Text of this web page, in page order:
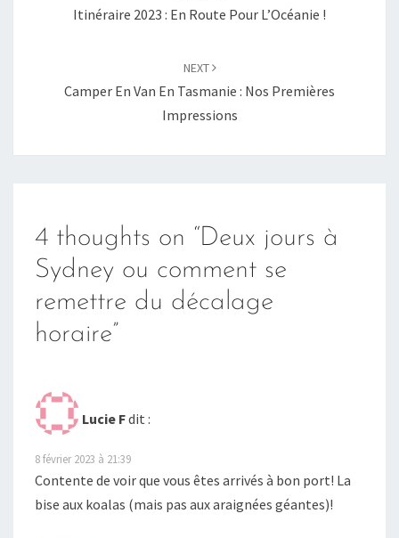
Itinéraire 2023 : En Route Pour L’Océanie !
NEXT
Camper En Van En Tasmanie : Nos Premières
Impressions
4 thoughts on “Deux jours à
Sydney ou comment se
remettre du décalage
horaire”
Lucie Fdit :
8 février 2023 à 21:39
Contente de voir que vous êtes arrivés à bon port! La
bise aux koalas (mais pas aux araignées géantes)!